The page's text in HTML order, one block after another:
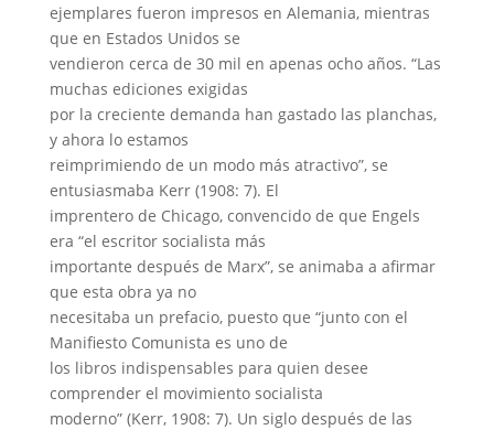
ejemplares fueron impresos en Alemania, mientras
que en Estados Unidos se
vendieron cerca de 30 mil en apenas ocho años. “Las
muchas ediciones exigidas
por la creciente demanda han gastado las planchas,
y ahora lo estamos
reimprimiendo de un modo más atractivo”, se
entusiasmaba Kerr (1908: 7). El
imprentero de Chicago, convencido de que Engels
era “el escritor socialista más
importante después de Marx”, se animaba a afirmar
que esta obra ya no
necesitaba un prefacio, puesto que “junto con el
Manifiesto Comunista es uno de
los libros indispensables para quien desee
comprender el movimiento socialista
moderno” (Kerr, 1908: 7). Un siglo después de las